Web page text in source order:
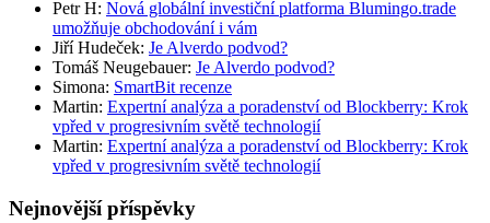
Petr H: Nová globální investiční platforma Blumingo.trade
umožňuje obchodování i vám
Jiří Hudeček: Je Alverdo podvod?
Tomáš Neugebauer: Je Alverdo podvod?
Simona: SmartBit recenze
Martin: Expertní analýza a poradenství od Blockberry: Krok
vpřed v progresivním světě technologií
Martin: Expertní analýza a poradenství od Blockberry: Krok
vpřed v progresivním světě technologií
Nejnovější příspěvky